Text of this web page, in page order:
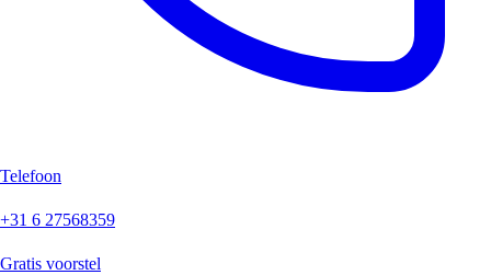
Telefoon
+31 6 27568359
Gratis voorstel